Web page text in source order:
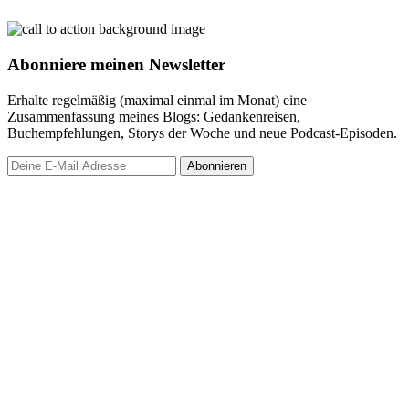
Abonniere meinen Newsletter
Erhalte regelmäßig (maximal einmal im Monat) eine
Zusammenfassung meines Blogs: Gedankenreisen,
Buchempfehlungen, Storys der Woche und neue Podcast-Episoden.
Abonnieren